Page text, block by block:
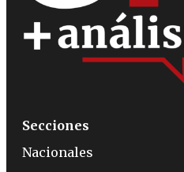
Secciones
Nacionales